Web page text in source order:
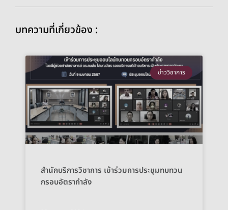
บทความที่เกี่ยวข้อง :
ข่าววิชาการ
สำนักบริการวิชาการ เข้าร่วมการประชุมทบทวน
กรอบอัตรากำลัง